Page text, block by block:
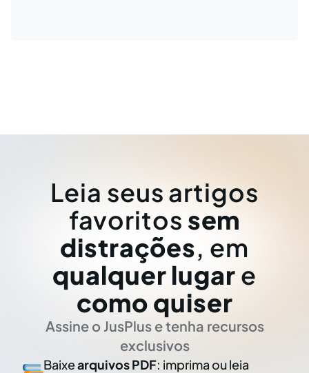
Leia seus artigos
favoritos sem
distrações, em
qualquer lugar e
como quiser
Assine o JusPlus e tenha recursos
exclusivos
Baixearquivos PDF: imprima ou leia